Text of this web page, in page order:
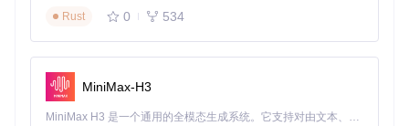
Linux平台
：完整支持Radeon 9070系列所有功能，包括P
CIe原子操作和GPU直接内存访问
WSL环境：暂支持至6.3.4版本，9000系列适配计划于Q2季
度更新
验证系统
流发行版测试
Rust
0 534
MiniMax-H3
MiniMax H3 是一个通用的全模态生成系统。它支持对由文本、图像、视频和音频组成的多模态上下文进行统一理解，并能生成分辨率高达 2K、时长可达 15 秒的带原生立体声音频的视频。得益于面向任务泛化的系统设计，H3 在预训练阶段就已具备广泛的多模态上下文理解与生成能力，能够出色地执行复杂的多模态指令。